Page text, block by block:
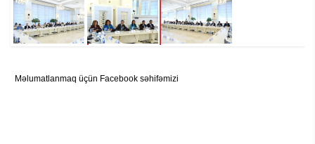
Məlumatlanmaq üçün Facebook səhifəmizi